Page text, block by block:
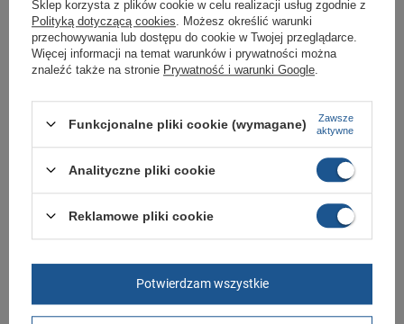
+ Dodaj do porównania + Dodaj do porównania
Buty Śniegowce Geographical
Norway [MATTI NOIR]
Buty Śniegowce Geographical
Norway [CARL BLACK]
Sklep korzysta z plików cookie w celu realizacji usług zgodnie z
Polityką dotyczącą cookies . Możesz określić warunki
przechowywania lub dostępu do cookie w Twojej przeglądarce.
Więcej informacji na temat warunków i prywatności można
znaleźć także na stronie Prywatność i warunki Google
Funkcjonalne pliki cookie (wymagane)
Zawsze
aktywne
Analityczne pliki cookie
Reklamowe pliki cookie
Potwierdzam wszystkie